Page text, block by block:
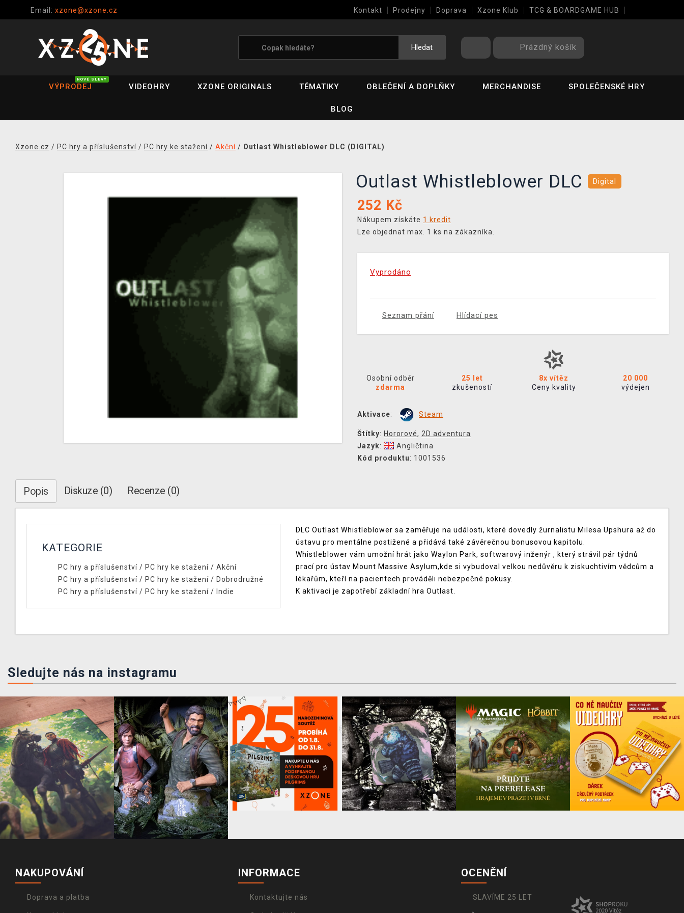
Email: xzone@xzone.cz Kontakt Prodejny Doprava Xzone Klub TCG & BOARDGAME HUB
Hledat Prázdný košík
VÝPRODEJ
NOVÉ SLEVY
VIDEOHRY XZONE ORIGINALS TÉMATIKY OBLEČENÍ A DOPLŇKY MERCHANDISE SPOLEČENSKÉ HRY
BLOG
Xzone.cz / PC hry a příslušenství / PC hry ke stažení / Akční / Outlast Whistleblower DLC (DIGITAL)
Outlast Whistleblower DLC Digital
252 Kč
Nákupem získáte 1 kredit
Lze objednat max. 1 ks na zákazníka.
Vyprodáno
Seznam přání Hlídací pes
Osobní odběr
zdarma
25 let
zkušeností
8x vítěz
Ceny kvality
20 000
výdejen
Aktivace: Steam
Štítky: Hororové, 2D adventura
Jazyk:
Angličtina
Kód produktu: 1001536
Popis Diskuze (0) Recenze (0)
KATEGORIE
PC hry a příslušenství/ PC hry ke stažení/ Akční
PC hry a příslušenství/ PC hry ke stažení/ Dobrodružné
PC hry a příslušenství/ PC hry ke stažení/ Indie
DLC Outlast Whistleblower sa zaměřuje na události, které dovedly žurnalistu Milesa Upshura až do
ústavu pro mentálne postižené a přidává také závěrečnou bonusovou kapitolu.
Whistleblower vám umožní hrát jako Waylon Park, softwarový inženýr , který strávil pár týdnů
prací pro ústav Mount Massive Asylum,kde si vybudoval velkou nedůvěru k ziskuchtivím vědcům a
lékařům, kteří na pacientech prováděli nebezpečné pokusy.
K aktivaci je zapotřebí základní hra Outlast.
Sledujte nás na instagramu
NAKUPOVÁNÍ
Doprava a platba
INFORMACE
Kontaktujte nás
OCENĚNÍ
SLAVÍME 25 LET